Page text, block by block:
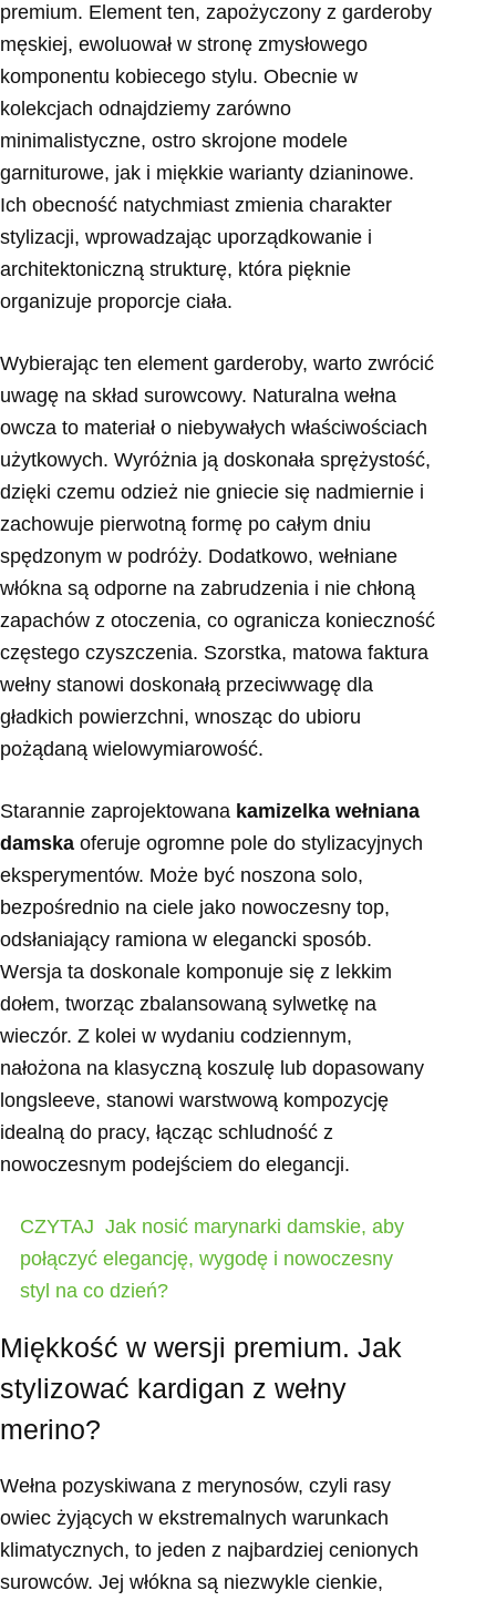
premium. Element ten, zapożyczony z garderoby
męskiej, ewoluował w stronę zmysłowego
komponentu kobiecego stylu. Obecnie w
kolekcjach odnajdziemy zarówno
minimalistyczne, ostro skrojone modele
garniturowe, jak i miękkie warianty dzianinowe.
Ich obecność natychmiast zmienia charakter
stylizacji, wprowadzając uporządkowanie i
architektoniczną strukturę, która pięknie
organizuje proporcje ciała.
Wybierając ten element garderoby, warto zwrócić
uwagę na skład surowcowy. Naturalna wełna
owcza to materiał o niebywałych właściwościach
użytkowych. Wyróżnia ją doskonała sprężystość,
dzięki czemu odzież nie gniecie się nadmiernie i
zachowuje pierwotną formę po całym dniu
spędzonym w podróży. Dodatkowo, wełniane
włókna są odporne na zabrudzenia i nie chłoną
zapachów z otoczenia, co ogranicza konieczność
częstego czyszczenia. Szorstka, matowa faktura
wełny stanowi doskonałą przeciwwagę dla
gładkich powierzchni, wnosząc do ubioru
pożądaną wielowymiarowość.
Starannie zaprojektowana kamizelka wełniana
damska oferuje ogromne pole do stylizacyjnych
eksperymentów. Może być noszona solo,
bezpośrednio na ciele jako nowoczesny top,
odsłaniający ramiona w elegancki sposób.
Wersja ta doskonale komponuje się z lekkim
dołem, tworząc zbalansowaną sylwetkę na
wieczór. Z kolei w wydaniu codziennym,
nałożona na klasyczną koszulę lub dopasowany
longsleeve, stanowi warstwową kompozycję
idealną do pracy, łącząc schludność z
nowoczesnym podejściem do elegancji.
CZYTAJ Jak nosić marynarki damskie, aby
połączyć elegancję, wygodę i nowoczesny
styl na co dzień?
Miękkość w wersji premium. Jak
stylizować kardigan z wełny
merino?
Wełna pozyskiwana z merynosów, czyli rasy
owiec żyjących w ekstremalnych warunkach
klimatycznych, to jeden z najbardziej cenionych
surowców. Jej włókna są niezwykle cienkie,